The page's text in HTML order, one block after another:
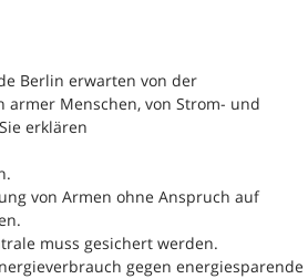
Berlin erwarten von der
Menschen, von Strom- und
erklären
von Armen ohne Anspruch auf
muss gesichert werden.
gegen energiesparende